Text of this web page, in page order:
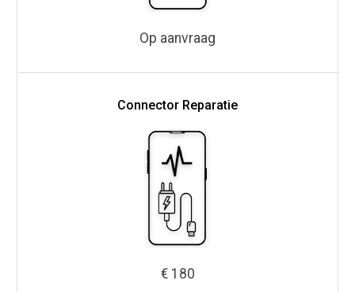
Op aanvraag
Connector Reparatie
€ 180